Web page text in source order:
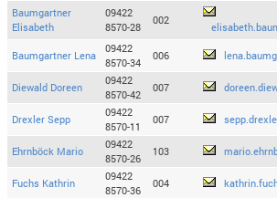
Baumgartner
Elisabeth
09422
8570-28
002
Baumgartner Lena
09422
8570-34
006
Diewald Doreen
09422
8570-42
007
Drexler Sepp
09422
8570-11
007
Ehrnböck Mario
09422
8570-26
103
Fuchs Kathrin
09422
8570-36
004